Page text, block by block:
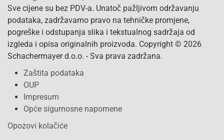
Sve cijene su bez PDV-a. Unatoč pažljivom održavanju
podataka, zadržavamo pravo na tehničke promjene,
pogreške i odstupanja slika i tekstualnog sadržaja od
izgleda i opisa originalnih proizvoda. Copyright © 2026
Schachermayer d.o.o. - Sva prava zadržana.
Zaštita podataka
OUP
Impresum
Opće sigurnosne napomene
Opozovi kolačiće